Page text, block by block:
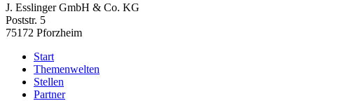
J. Esslinger GmbH & Co. KG
Poststr. 5
75172 Pforzheim
Start
Themenwelten
Stellen
Partner